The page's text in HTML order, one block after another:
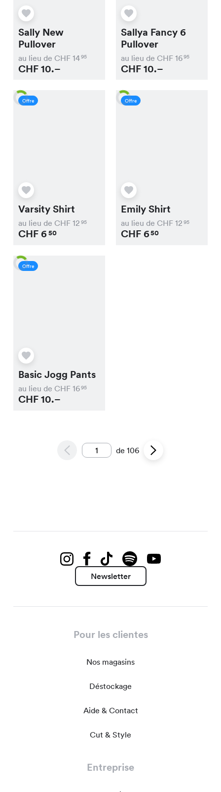
Sally New
Pullover
au lieu de CHF 1495
CHF10.–
Sallya Fancy 6
Pullover
au lieu de CHF 1695
CHF10.–
Offre
Varsity Shirt
au lieu de CHF 12 95
CHF650
Offre
Emily Shirt
au lieu de CHF 12 95
CHF650
Offre
Basic Jogg Pants
au lieu de CHF 1695
CHF10.–
de 106
Newsletter
Pour les clientes
Nos magasins
Déstockage
Aide & Contact
Cut & Style
Entreprise